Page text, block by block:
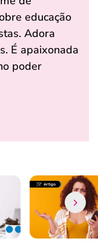
educação
Adora
É apaixonada
poder